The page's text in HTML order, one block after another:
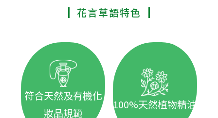
花言草語特色
符合天然及有機化
妝品規範
100%天然植物精油